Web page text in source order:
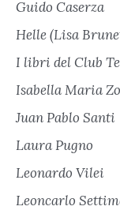
Guido Caserza
Helle (Lisa
I libri del Club
Isabella Maria
Juan Pablo Santi
Laura Pugno
Leonardo Vilei
Leoncarlo